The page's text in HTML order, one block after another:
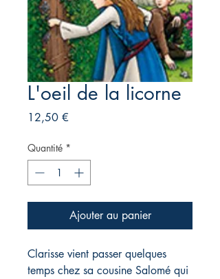
L'oeil de la licorne
12,50 €Prix
Quantité *
Ajouter au panier
Clarisse vient passer quelques
temps chez sa cousine Salomé qui